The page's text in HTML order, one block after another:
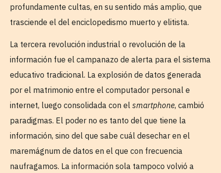
profundamente cultas, en su sentido más amplio, que
trasciende el del enciclopedismo muerto y elitista.
La tercera revolución industrial o revolución de la
información fue el campanazo de alerta para el sistema
educativo tradicional. La explosión de datos generada
por el matrimonio entre el computador personal e
internet, luego consolidada con el smartphone, cambió
paradigmas. El poder no es tanto del que tiene la
información, sino del que sabe cuál desechar en el
maremágnum de datos en el que con frecuencia
naufragamos. La información sola tampoco volvió a